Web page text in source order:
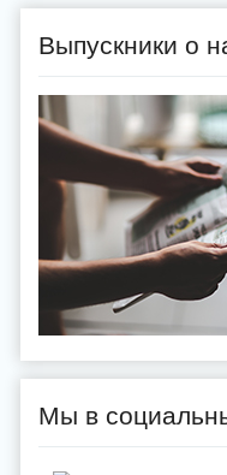
Выпускники о
Мы в